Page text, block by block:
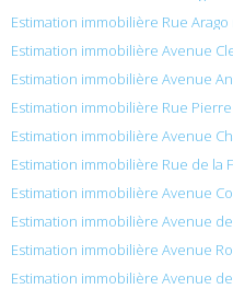
Estimation immobilière Rue
Estimation immobilière Avenue
Estimation immobilière Avenue
Estimation immobilière Rue
Estimation immobilière Avenue
Estimation immobilière Rue de la
Estimation immobilière Avenue
Estimation immobilière Avenue
Estimation immobilière Avenue
Estimation immobilière Avenue